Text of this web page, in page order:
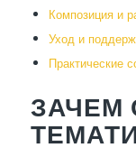
Композиция и
Уход и
Практические
ЗАЧЕМ